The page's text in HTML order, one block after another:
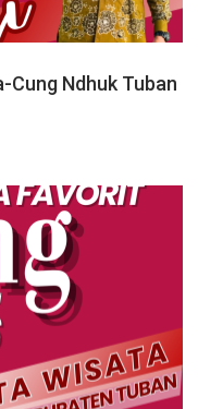
Cung Ndhuk Tuban